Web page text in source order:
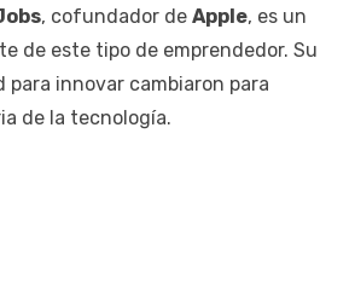
, cofundador de Apple, es un
de este tipo de emprendedor. Su
para innovar cambiaron para
de la tecnología.